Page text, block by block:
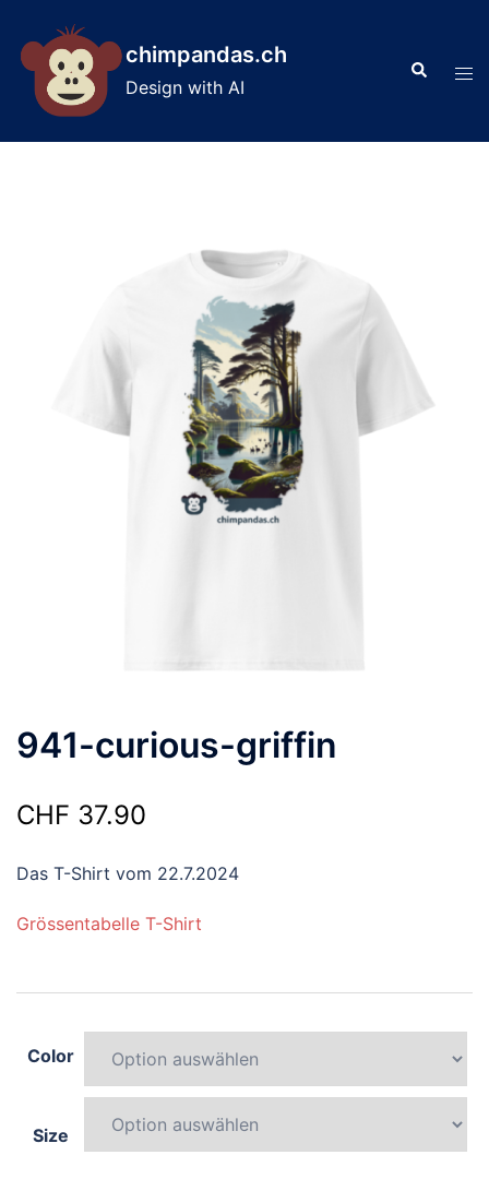
content
chimpandas.ch
Design with AI
Search
941-curious-griffin
CHF 37.90
Das T-Shirt vom 22.7.2024
Grössentabelle T-Shirt
Color
Size